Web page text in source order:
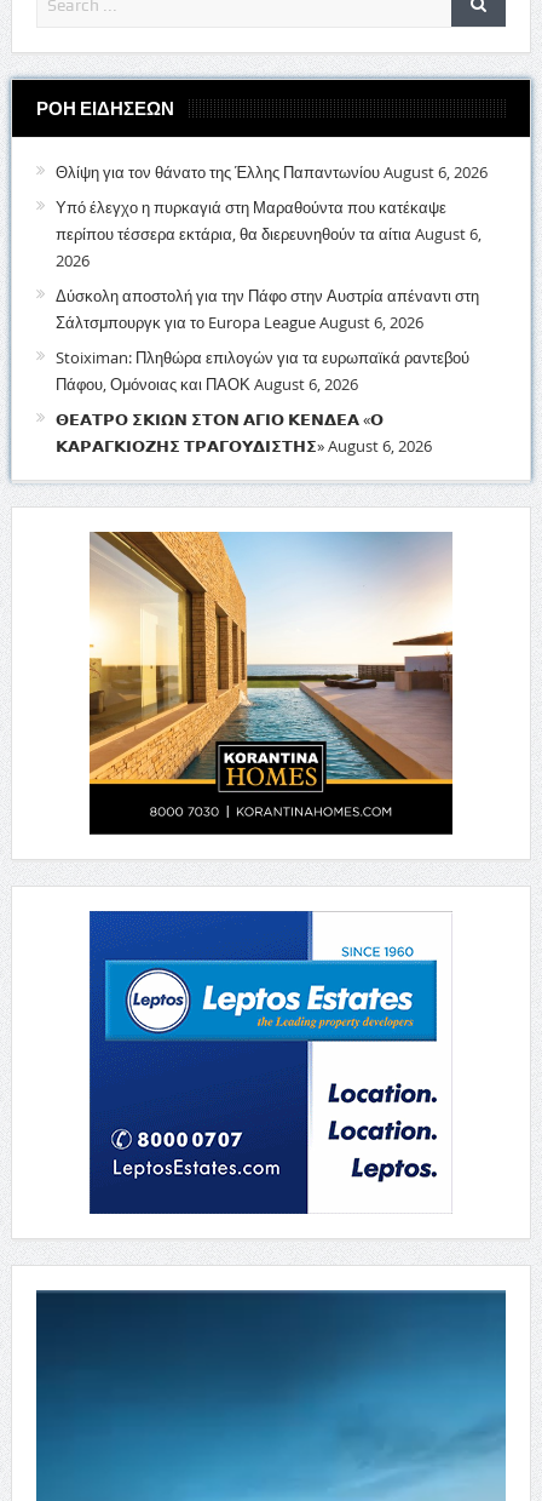
ΡΟΗ ΕΙΔΗΣΕΩΝ
Θλίψη για τον θάνατο της Έλλης ΠαπαντωνίουAugust 6, 2026
Υπό έλεγχο η πυρκαγιά στη Μαραθούντα που κατέκαψε
περίπου τέσσερα εκτάρια, θα διερευνηθούν τα αίτια August 6,
2026
Δύσκολη αποστολή για την Πάφο στην Αυστρία απέναντι στη
Σάλτσμπουργκ για το Europa LeagueAugust 6, 2026
Stoiximan: Πληθώρα επιλογών για τα ευρωπαϊκά ραντεβού
Πάφου, Ομόνοιας και ΠΑΟΚAugust 6, 2026
𝝝𝝚𝝖𝝩𝝦𝝤 𝝨𝝟𝝞𝝮𝝢 𝝨𝝩𝝤𝝢 𝝖𝝘𝝞𝝤 𝝟𝝚𝝢𝝙𝝚𝝖 «𝝤
𝝟𝝖𝝦𝝖𝝘𝝟𝝞𝝤𝝛𝝜𝝨 𝝩𝝦𝝖𝝘𝝤𝝪𝝙𝝞𝝨𝝩𝝜𝝨»August 6, 2026